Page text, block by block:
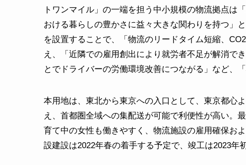
トワンマイル」の一端を担う中小規模の物流拠点は
おける暮らしの豊かさに益々大きな関わりを持つ」
を設置することで、「物流のリードタイム短縮、
え、「近隣での雇用創出により就労者不足が解消で
とでドライバーの労働環境改善につながる」など、
本用地は、東北から東京への入口として、東京都心
え、首都圏全域への集配送が可能で利便性が高い。
育て中の女性も働きやすく、物流施設の雇用確保お
設建設は2022年春の着手する予定で、竣工は2023年